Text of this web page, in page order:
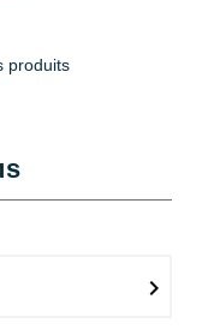
produits